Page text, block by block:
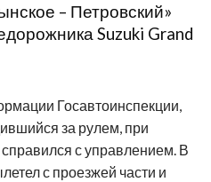
– Петровский»
Suzuki Grand
Госавтоинспекции,
за рулем, при
с управлением. В
с проезжей части и